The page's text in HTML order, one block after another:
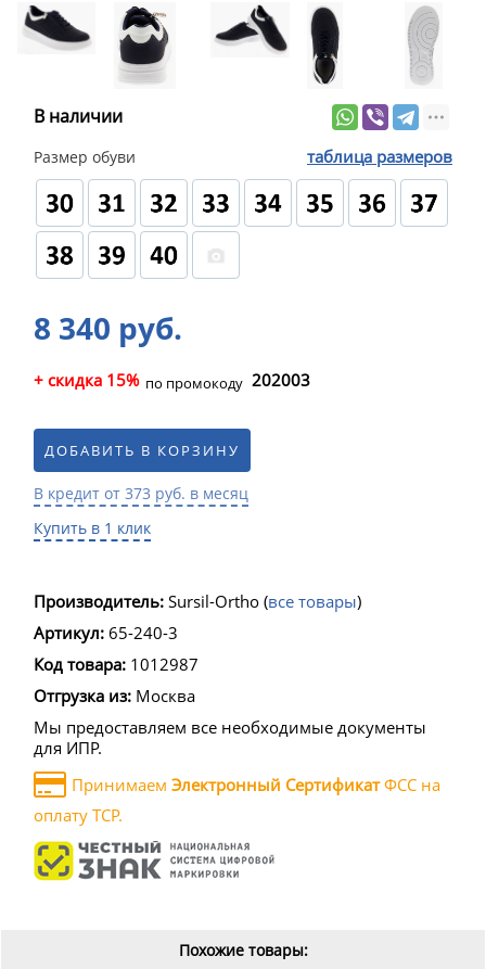
В наличии
Размер обуви таблица размеров
8 340 руб.
+ скидка 15% по промокоду 202003
ДОБАВИТЬ В КОРЗИНУ
В кредит от 373 руб. в месяц
Купить в 1 клик
Производитель: Sursil-Ortho (все товары)
Артикул: 65-240-3
Код товара: 1012987
Отгрузка из: Москва
Мы предоставляем все необходимые документы
для ИПР.
Принимаем Электронный СертификатФСС на
оплату ТСР.
Похожие товары: